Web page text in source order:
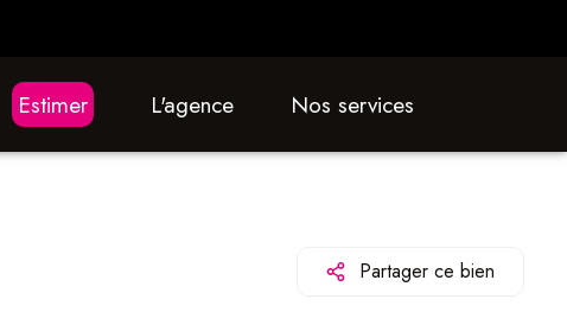
estimer L'agence nos services
Partager ce bien